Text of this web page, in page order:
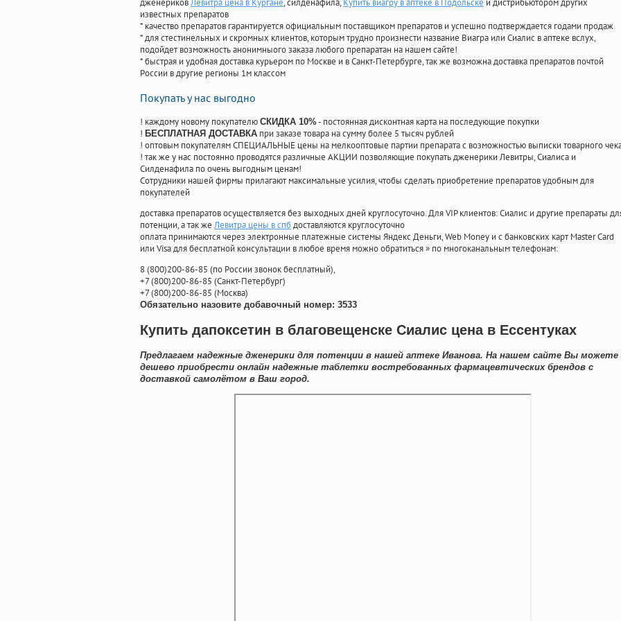
дженериковЛевитра цена в Кургане, силденафила, Купить виагру в аптеке в Подольске и дистрибьютором других
известных препаратов
* качество препаратов гарантируется официальным поставщиком препаратов и успешно подтверждается годами продаж
* для стестинельных и скромных клиентов, которым трудно произнести название Виагра или Сиалис в аптеке вслух,
подойдет возможность анонимныого заказа любого препаратан на нашем сайте!
* быстрая и удобная доставка курьером по Москве и в Санкт-Петербурге, так же возможна доставка препаратов почтой
России в другие регионы 1м классом
Покупать у нас выгодно
! каждому новому покупателю СКИДКА 10%- постоянная дисконтная карта на последующие покупки
! БЕСПЛАТНАЯ ДОСТАВКА при заказе товара на сумму более 5 тысяч рублей
! оптовым покупателям СПЕЦИАЛЬНЫЕ цены на мелкооптовые партии препарата с возможностью выписки товарного
! так же у нас постоянно проводятся различные АКЦИИ позволяющие покупать дженерики Левитры, Сиалиса и
Силденафила по очень выгодным ценам!
Cотрудники нашей фирмы прилагают максимальные усилия, чтобы сделать приобретение препаратов удобным для
покупателей
доставка препаратов осуществляется без выходных дней круглосуточно. Для VIP клиентов: Сиалис и другие препараты
потенции, а так же Левитра цены в спбдоставляются круглосуточно
оплата принимаются через электронные платежные системы Яндекс Деньги, Web Money и с банковских карт Master Card
или Visa для бесплатной консультации в любое время можно обратиться» по многоканальным телефонам:
8(800)200-86-85 (по России звонок бесплатный),
+7(800)200-86-85 (Санкт-Петербург)
+7(800)200-86-85 (Москва)
Обязательно назовите добавочный номер: 3533
Купить дапоксетин в благовещенске Сиалис цена в Ессентуках
Предлагаем надежные дженерики для потенции в нашей аптеке Иванова. На нашем сайте Вы можете
дешево приобрести онлайн надежные таблетки востребованных фармацевтических брендов с
доставкой самолётом в Ваш город.